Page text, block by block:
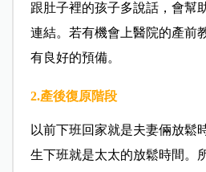
跟肚子裡的孩子多說話，會幫
連結。若有機會上醫院的產前
有良好的預備。
2.產後復原階段
以前下班回家就是夫妻倆放鬆
生下班就是太太的放鬆時間。